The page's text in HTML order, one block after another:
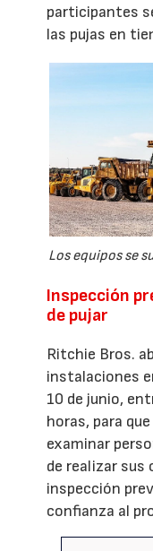
participantes
las pujas en
Los equipos se
Inspección
de pujar
Ritchie Bros.
instalaciones
10 de junio,
horas, para
examinar
de realizar sus
inspección
confianza al